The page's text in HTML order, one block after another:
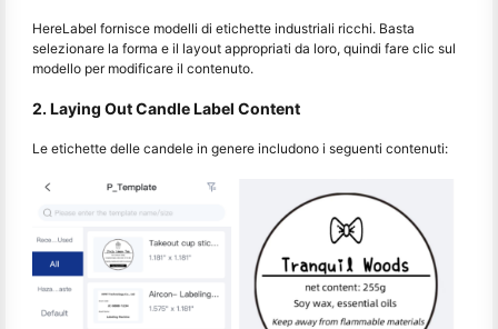
HereLabel fornisce modelli di etichette industriali ricchi. Basta
selezionare la forma e il layout appropriati da loro, quindi fare clic sul
modello per modificare il contenuto.
2. Laying Out Candle Label Content
Le etichette delle candele in genere includono i seguenti contenuti: